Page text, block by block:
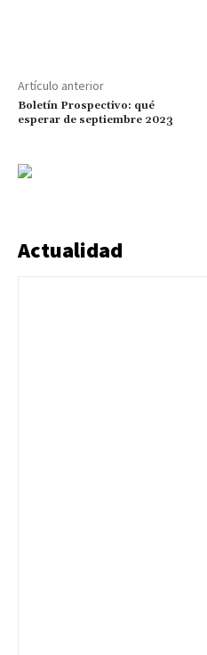
Artículo anterior
Boletín Prospectivo: qué
esperar de septiembre 2023
Actualidad